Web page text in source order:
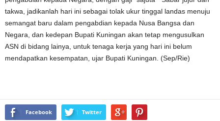
takwa, jadikanlah hari ini sebagai tolak ukur tinggal landas menuju
semangat baru dalam pengabdian kepada Nusa Bangsa dan
Negara, dan kedepan Bupati Kuningan akan tetap mengusulkan
ASN di bidang lainya, untuk tenaga kerja yang hari ini belum
mendapatkan kesempatan, ujar Bupati Kuningan. (Sep/Rie)
Facebook Twitter